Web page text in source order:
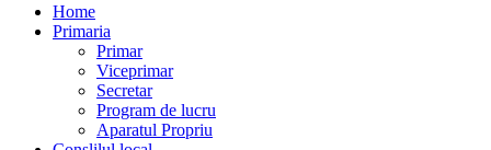
Home
Primaria
Primar
Viceprimar
Secretar
Program de lucru
Aparatul Propriu